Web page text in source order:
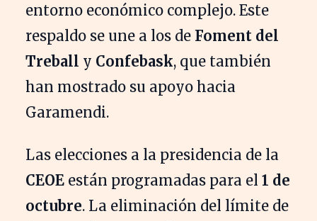
entorno económico complejo. Este
respaldo se une a los de Foment del
Treball y Confebask, que también
han mostrado su apoyo hacia
Garamendi.
Las elecciones a la presidencia de la
CEOE están programadas para el 1 de
octubre. La eliminación del límite de